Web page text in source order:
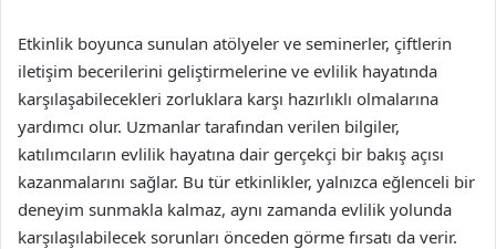
Etkinlik boyunca sunulan atölyeler ve seminerler, çiftlerin
iletişim becerilerini geliştirmelerine ve evlilik hayatında
karşılaşabilecekleri zorluklara karşı hazırlıklı olmalarına
yardımcı olur. Uzmanlar tarafından verilen bilgiler,
katılımcıların evlilik hayatına dair gerçekçi bir bakış açısı
kazanmalarını sağlar. Bu tür etkinlikler, yalnızca eğlenceli bir
deneyim sunmakla kalmaz, aynı zamanda evlilik yolunda
karşılaşılabilecek sorunları önceden görme fırsatı da verir.